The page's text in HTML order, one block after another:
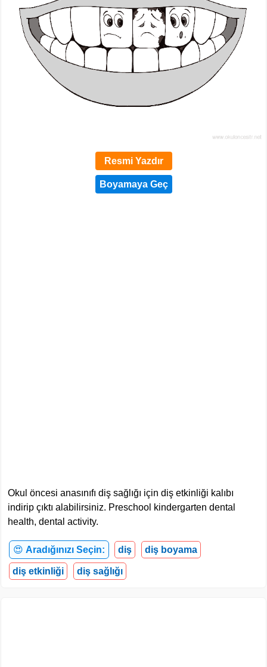
Resmi Yazdır
Okul öncesi anasınıfı diş sağlığı için diş etkinliği kalıbı
indirip çıktı alabilirsiniz. Preschool kindergarten dental
health, dental activity.
😍 Aradığınızı Seçin: diş diş boyama
diş etkinliği diş sağlığı